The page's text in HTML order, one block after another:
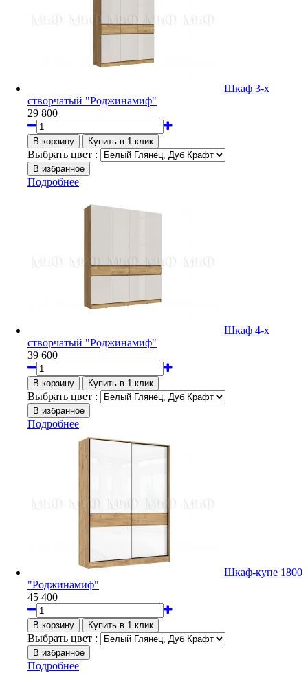
Шкаф 3-х
створчатый "Роджинамиф"
29 800
Выбрать цвет :
Подробнее
Шкаф 4-х
створчатый "Роджинамиф"
39 600
Выбрать цвет :
Подробнее
Шкаф-купе 1800
"Роджинамиф"
45 400
Выбрать цвет :
Подробнее